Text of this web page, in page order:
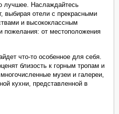
лучшее. Наслаждайтесь
выбирая отели с прекрасными
и высококлассным
от местоположения
что-то особенное для себя.
близость к горным тропам и
музеи и галереи,
кухни, представленной в